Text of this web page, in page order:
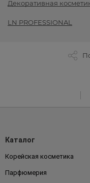
Декоративная
LN PROFESSIONAL
Каталог
Корейская косметика
Парфюмерия